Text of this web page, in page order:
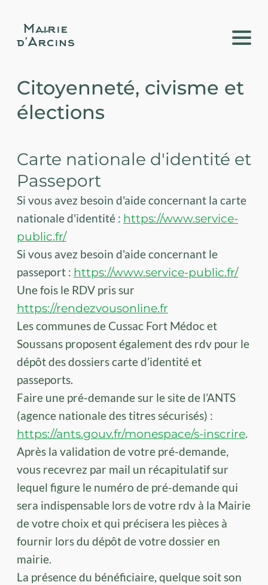
Citoyenneté, civisme et
élections
Carte nationale d'identité et
Passeport
Si vous avez besoin d'aide concernant la carte
nationale d'identité : https://www.service-
public.fr/
Si vous avez besoin d'aide concernant le
passeport : https://www.service-public.fr/
Une fois le RDV pris sur
https://rendezvousonline.fr
Les communes de Cussac Fort Médoc et
Soussans proposent également des rdv pour le
dépôt des dossiers carte d’identité et
passeports.
Faire une pré-demande sur le site de l’ANTS
(agence nationale des titres sécurisés) :
https://ants.gouv.fr/monespace/s-inscrire.
Après la validation de votre pré-demande,
vous recevrez par mail un récapitulatif sur
lequel figure le numéro de pré-demande qui
sera indispensable lors de votre rdv à la Mairie
de votre choix et qui précisera les pièces à
fournir lors du dépôt de votre dossier en
mairie.
La présence du bénéficiaire, quelque soit son